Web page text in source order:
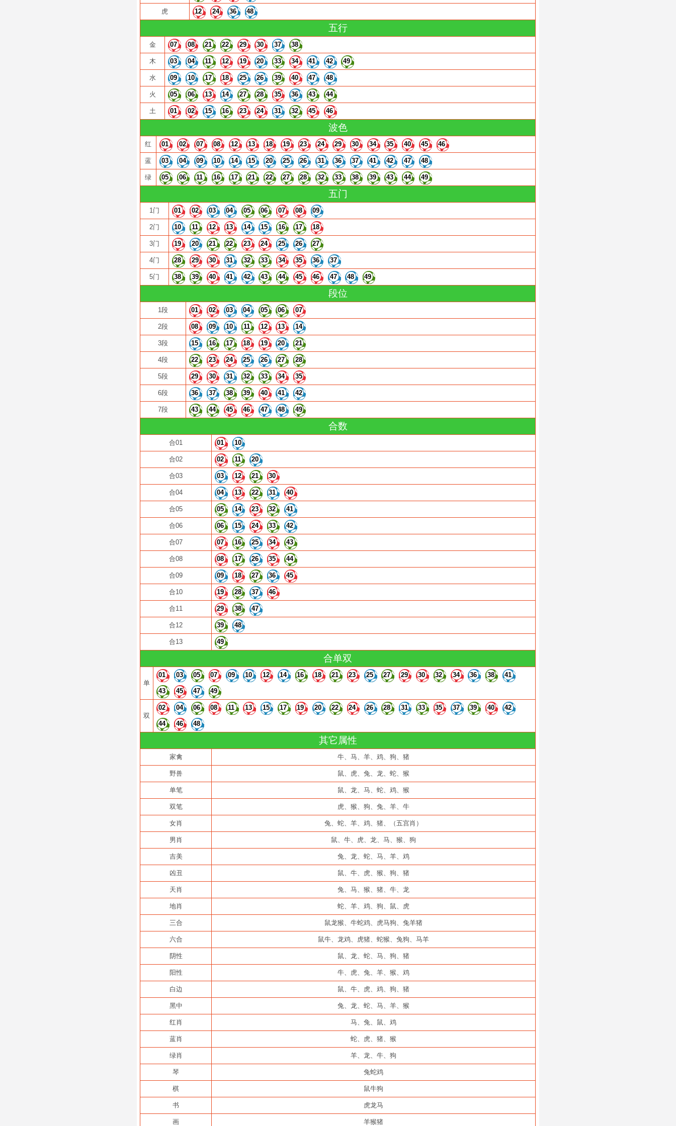
虎 12 24 36 48
五行
金 07 08 21 22 29 30 37 38
木 03 04 11 12 19 20 33 34 41 42 49
水 09 10 17 18 25 26 39 40 47 48
火 05 06 13 14 27 28 35 36 43 44
土 01 02 15 16 23 24 31 32 45 46
波色
红 01 02 07 08 12 13 18 19 23 24 29 30 34 35 40 45 46
蓝 03 04 09 10 14 15 20 25 26 31 36 37 41 42 47 48
绿 05 06 11 16 17 21 22 27 28 32 33 38 39 43 44 49
五门
1门 01 02 03 04 05 06 07 08 09
2门 10 11 12 13 14 15 16 17 18
3门 19 20 21 22 23 24 25 26 27
4门 28 29 30 31 32 33 34 35 36 37
5门 38 39 40 41 42 43 44 45 46 47 48 49
段位
1段 01 02 03 04 05 06 07
2段 08 09 10 11 12 13 14
3段 15 16 17 18 19 20 21
4段 22 23 24 25 26 27 28
5段 29 30 31 32 33 34 35
6段 36 37 38 39 40 41 42
7段 43 44 45 46 47 48 49
合数
合01 01 10
合02 02 11 20
合03 03 12 21 30
合04 04 13 22 31 40
合05 05 14 23 32 41
合06 06 15 24 33 42
合07 07 16 25 34 43
合08 08 17 26 35 44
合09 09 18 27 36 45
合10 19 28 37 46
合11 29 38 47
合12 39 48
合13 49
合单双
单
01 03 05 07 09 10 12 14 16 18 21 23 25 27 29 30 32 34 36 38 41
43 45 47 49
双
02 04 06 08 11 13 15 17 19 20 22 24 26 28 31 33 35 37 39 40 42
44 46 48
其它属性
家禽 牛、马、羊、鸡、狗、猪
野兽 鼠、虎、兔、龙、蛇、猴
单笔 鼠、龙、马、蛇、鸡、猴
双笔 虎、猴、狗、兔、羊、牛
女肖 兔、蛇、羊、鸡、猪、（五宫肖）
男肖 鼠、牛、虎、龙、马、猴、狗
吉美 兔、龙、蛇、马、羊、鸡
凶丑 鼠、牛、虎、猴、狗、猪
天肖 兔、马、猴、猪、牛、龙
地肖 蛇、羊、鸡、狗、鼠、虎
三合 鼠龙猴、牛蛇鸡、虎马狗、兔羊猪
六合 鼠牛、龙鸡、虎猪、蛇猴、兔狗、马羊
阴性 鼠、龙、蛇、马、狗、猪
阳性 牛、虎、兔、羊、猴、鸡
白边 鼠、牛、虎、鸡、狗、猪
黑中 兔、龙、蛇、马、羊、猴
红肖 马、兔、鼠、鸡
蓝肖 蛇、虎、猪、猴
绿肖 羊、龙、牛、狗
琴 兔蛇鸡
棋 鼠牛狗
书 虎龙马
画 羊猴猪